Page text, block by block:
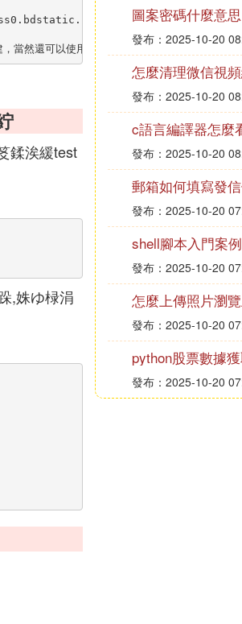
70cFsjip0QIZ8tyhnq/
還可以使用$file=fopen('b/
鍒涘緩test
,姝ゆ椂涓
圖案密碼什麼意思
發布：2025-10-20
怎麼清理微信視
發布：2025-10-20
c語言編譯器怎麼
發布：2025-10-20
郵箱如何填寫發
發布：2025-10-20
shell腳本入門案例
發布：2025-10-20
怎麼上傳照片瀏
發布：2025-10-20
python股票數據
發布：2025-10-20